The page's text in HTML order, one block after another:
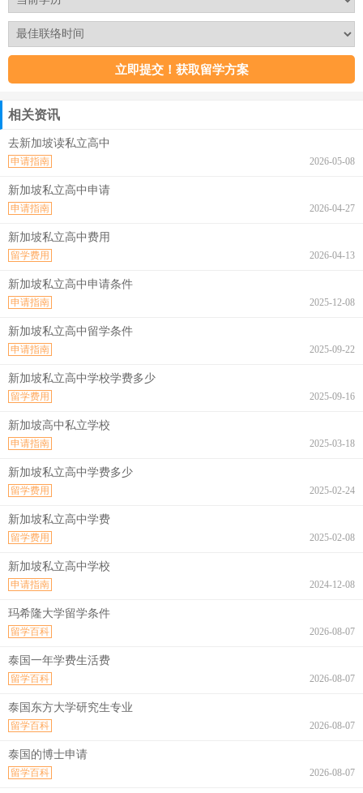
相关资讯
去新加坡读私立高中
2026-05-08
申请指南
新加坡私立高中申请
2026-04-27
申请指南
新加坡私立高中费用
2026-04-13
留学费用
新加坡私立高中申请条件
2025-12-08
申请指南
新加坡私立高中留学条件
2025-09-22
申请指南
新加坡私立高中学校学费多少
2025-09-16
留学费用
新加坡高中私立学校
2025-03-18
申请指南
新加坡私立高中学费多少
2025-02-24
留学费用
新加坡私立高中学费
2025-02-08
留学费用
新加坡私立高中学校
2024-12-08
申请指南
玛希隆大学留学条件
2026-08-07
留学百科
泰国一年学费生活费
2026-08-07
留学百科
泰国东方大学研究生专业
2026-08-07
留学百科
泰国的博士申请
2026-08-07
留学百科